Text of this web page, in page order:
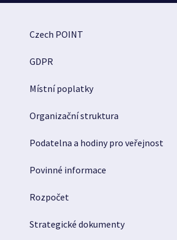
Czech POINT
GDPR
Místní poplatky
Organizační struktura
Podatelna a hodiny pro veřejnost
Povinné informace
Rozpočet
Strategické dokumenty